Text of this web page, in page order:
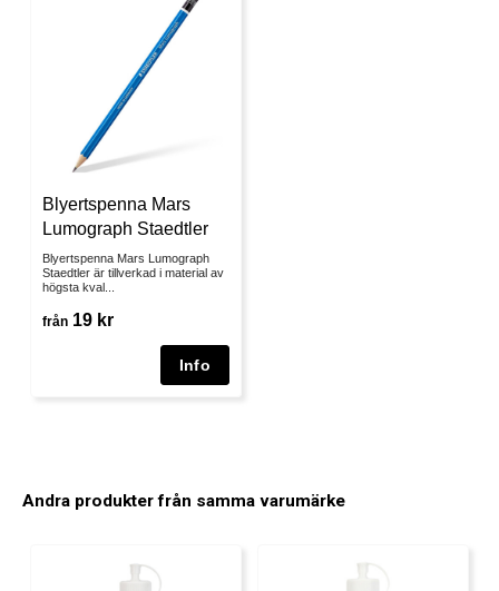
Blyertspenna Mars
Lumograph Staedtler
Blyertspenna Mars Lumograph
Staedtler är tillverkad i material av
högsta kval...
från 19 kr
Andra produkter från samma varumärke